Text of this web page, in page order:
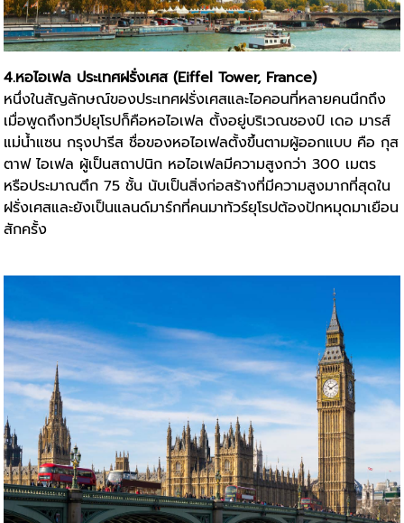
4.หอไอเฟล ประเทศฝรั่งเศส (Eiffel Tower, France)
หนึ่งในสัญลักษณ์ของประเทศฝรั่งเศสและไอคอนที่หลายคนนึกถึง
เมื่อพูดถึงทวีปยุโรปก็คือหอไอเฟล ตั้งอยู่บริเวณชองป์ เดอ มารส์
แม่น้ำแซน กรุงปารีส ชื่อของหอไอเฟลตั้งขึ้นตามผู้ออกแบบ คือ กุส
ตาฟ ไอเฟล ผู้เป็นสถาปนิก หอไอเฟลมีความสูงกว่า 300 เมตร
หรือประมาณตึก 75 ชั้น นับเป็นสิ่งก่อสร้างที่มีความสูงมากที่สุดใน
ฝรั่งเศสและยังเป็นแลนด์มาร์กที่คนมาทัวร์ยุโรปต้องปักหมุดมาเยือน
สักครั้ง